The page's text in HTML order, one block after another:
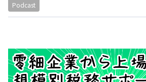
Podcast